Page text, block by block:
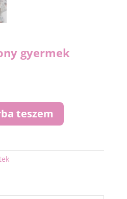
gyermek
teszem